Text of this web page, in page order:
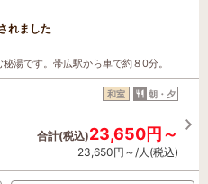
います
れました
湯です。帯広駅から車で約８0分。
和室 朝・夕
合計(税込)23,650円～
23,650円～/人(税込)